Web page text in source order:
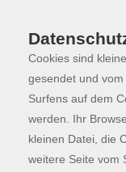
Skip to main content
Programm
Der Kurs
Cookies sind
gesendet und
Surfens auf dem
werden. Ihr
kleinen Datei, die
weitere Seite vom